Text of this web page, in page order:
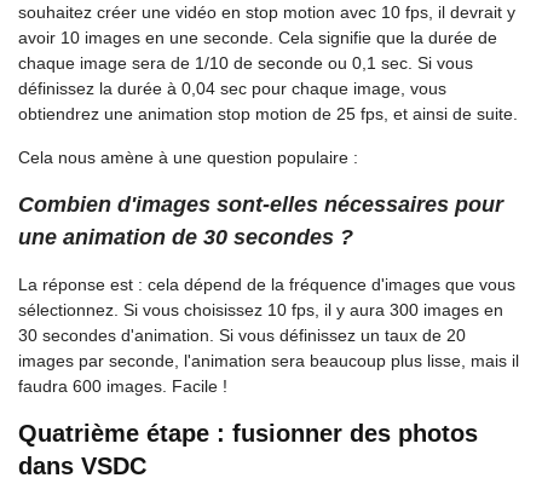
souhaitez créer une vidéo en stop motion avec 10 fps, il devrait y
avoir 10 images en une seconde. Cela signifie que la durée de
chaque image sera de 1/10 de seconde ou 0,1 sec. Si vous
définissez la durée à 0,04 sec pour chaque image, vous
obtiendrez une animation stop motion de 25 fps, et ainsi de suite.
Cela nous amène à une question populaire :
Combien d'images sont-elles nécessaires pour
une animation de 30 secondes ?
La réponse est : cela dépend de la fréquence d'images que vous
sélectionnez. Si vous choisissez 10 fps, il y aura 300 images en
30 secondes d'animation. Si vous définissez un taux de 20
images par seconde, l'animation sera beaucoup plus lisse, mais il
faudra 600 images. Facile !
Quatrième étape : fusionner des photos
dans VSDC